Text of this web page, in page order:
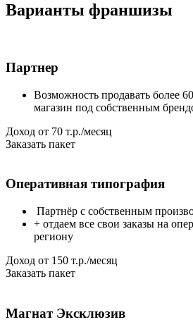
Варианты франшизы
Партнер
Возможность продавать более
магазин под собственным
Доход от 70 т.р./месяц
Заказать пакет
Оперативная типография
Партнёр с собственным
+ отдаем все свои заказы на
региону
Доход от 150 т.р./месяц
Заказать пакет
Магнат Эксклюзив